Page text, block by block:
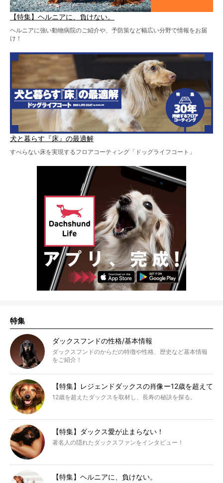
【特集】ヘルニアに、負けない。
ヘルニアに強い動物病院のご紹介や、予防策など幅広い分野で情報をお届
け！
犬と暮らす『床』の最適解
すべらない床を実現するフロアコーティング「ドッグライフコート」
特集
ダックスフンドの性格/基本情報
ダックスフンドのからだの特徴や性格、歴史など基本情報
をご紹介！
【特集】レジェンドダックスの肖像ー12歳を超えて
12歳を超えたダックスを取材し、長寿の秘訣を探る。
【特集】ダックス愛が止まらない！
著名人の隠れたダックスファンをインタビュー！
【特集】ヘルニアに、負けない。